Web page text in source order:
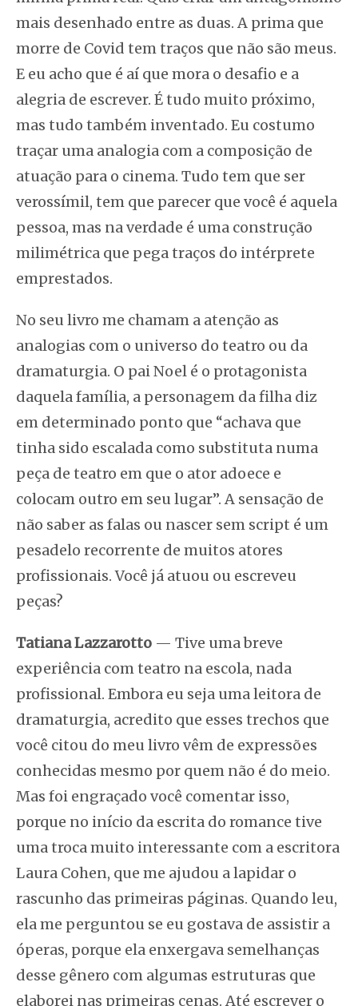
mais desenhado entre as duas. A prima que
morre de Covid tem traços que não são meus.
E eu acho que é aí que mora o desafio e a
alegria de escrever. É tudo muito próximo,
mas tudo também inventado. Eu costumo
traçar uma analogia com a composição de
atuação para o cinema. Tudo tem que ser
verossímil, tem que parecer que você é aquela
pessoa, mas na verdade é uma construção
milimétrica que pega traços do intérprete
emprestados.
No seu livro me chamam a atenção as
analogias com o universo do teatro ou da
dramaturgia. O pai Noel é o protagonista
daquela família, a personagem da filha diz
em determinado ponto que “achava que
tinha sido escalada como substituta numa
peça de teatro em que o ator adoece e
colocam outro em seu lugar”. A sensação de
não saber as falas ou nascer sem script é um
pesadelo recorrente de muitos atores
profissionais. Você já atuou ou escreveu
peças?
Tatiana Lazzarotto — Tive uma breve
experiência com teatro na escola, nada
profissional. Embora eu seja uma leitora de
dramaturgia, acredito que esses trechos que
você citou do meu livro vêm de expressões
conhecidas mesmo por quem não é do meio.
Mas foi engraçado você comentar isso,
porque no início da escrita do romance tive
uma troca muito interessante com a escritora
Laura Cohen, que me ajudou a lapidar o
rascunho das primeiras páginas. Quando leu,
ela me perguntou se eu gostava de assistir a
óperas, porque ela enxergava semelhanças
desse gênero com algumas estruturas que
elaborei nas primeiras cenas. Até escrever o